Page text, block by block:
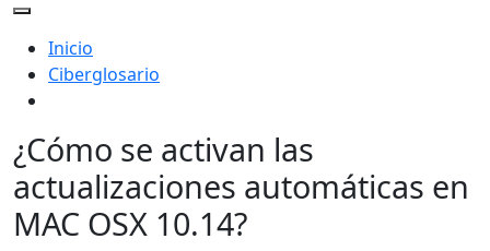
Inicio
Ciberglosario
¿Cómo se activan las
actualizaciones automáticas en
MAC OSX 10.14?